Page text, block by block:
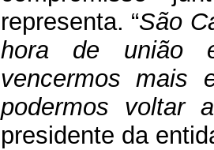
representa. “São
hora de união
vencermos mais
podermos voltar
presidente da